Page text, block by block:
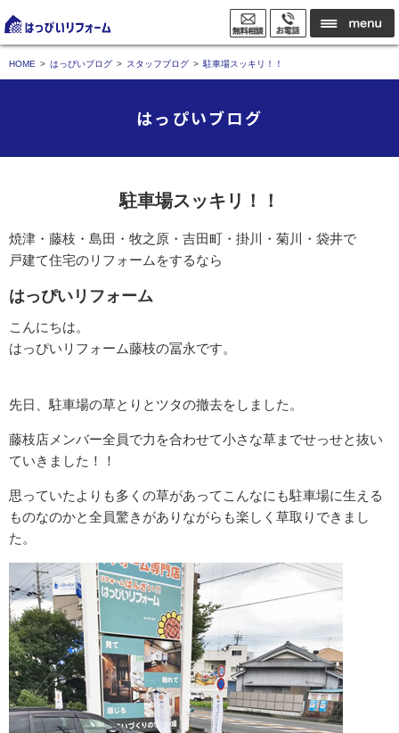
HOME はっぴいブログ スタッフブログ 駐車場スッキリ！！
はっぴいブログ
駐車場スッキリ！！
焼津・藤枝・島田・牧之原・吉田町・掛川・菊川・袋井で
戸建て住宅のリフォームをするなら
はっぴいリフォーム
こんにちは。
はっぴいリフォーム藤枝の冨永です。
先日、駐車場の草とりとツタの撤去をしました。
藤枝店メンバー全員で力を合わせて小さな草までせっせと抜い
ていきました！！
思っていたよりも多くの草があってこんなにも駐車場に生える
ものなのかと全員驚きがありながらも楽しく草取りできまし
た。